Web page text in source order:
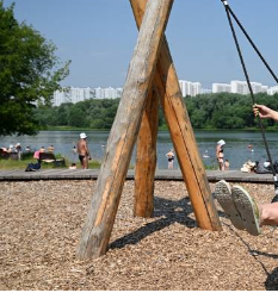
Чувство гордости
В 90-е годы популярность
электронная музыка и
мероприятием такого
Party, прошедшее в
в 1997 году в Парке
масштабный рейв
пришло более 40 тысяч